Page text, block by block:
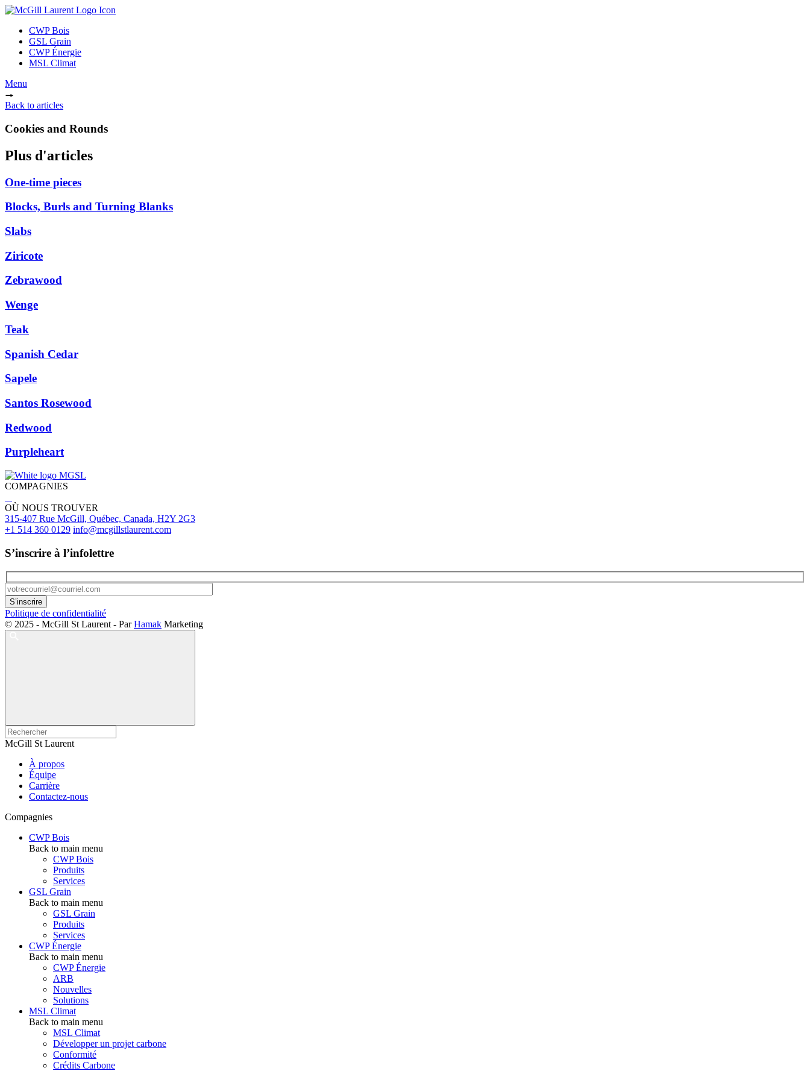
CWP Bois
GSL Grain
CWP Énergie
MSL Climat
Menu
Back to articles
Cookies and Rounds
Plus d'articles
One-time pieces
Blocks, Burls and Turning Blanks
Slabs
Ziricote
Zebrawood
Wenge
Teak
Spanish Cedar
Sapele
Santos Rosewood
Redwood
Purpleheart
COMPAGNIES
OÙ NOUS TROUVER
315-407 Rue McGill, Québec, Canada, H2Y 2G3
+1 514 360 0129 info@mcgillstlaurent.com
S’inscrire à l’infolettre
Politique de confidentialité
© 2025 - McGill St Laurent - ParHamak Marketing
McGill St Laurent
À propos
Équipe
Carrière
Contactez-nous
Compagnies
CWP Bois
Back to main menu
CWP Bois
Produits
Services
GSL Grain
Back to main menu
GSL Grain
Produits
Services
CWP Énergie
Back to main menu
CWP Énergie
ARB
Nouvelles
Solutions
MSL Climat
Back to main menu
MSL Climat
Développer un projet carbone
Conformité
Crédits Carbone